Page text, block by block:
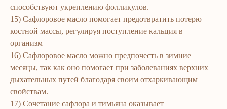
способствуют укреплению фолликулов.
15) Сафлоровое масло помогает предотвратить потерю
костной массы, регулируя поступление кальция в
организм
16) Сафлоровое масло можно предпочесть в зимние
месяцы, так как оно помогает при заболеваниях верхних
дыхательных путей благодаря своим отхаркивающим
свойствам.
17) Сочетание сафлора и тимьяна оказывает
Bolalar uchun
WHATSAPP
TELEGRAM'DAGI
YANGILIKLAR
TELEGRAM
+7 926 373 75 55
ersagmedia@yandex.ru
© 2024 ERSAG. Barcha huquqlar himoyalangan